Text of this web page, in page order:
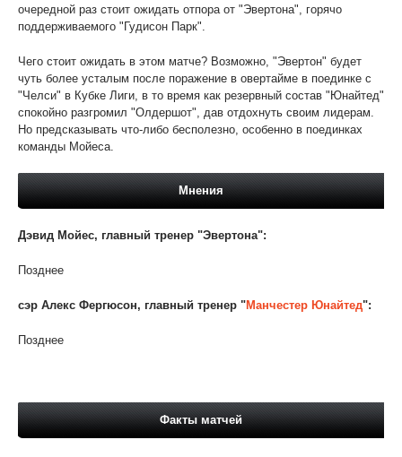
очередной раз стоит ожидать отпора от "Эвертона", горячо
поддерживаемого "Гудисон Парк".
Чего стоит ожидать в этом матче? Возможно, "Эвертон" будет
чуть более усталым после поражение в овертайме в поединке с
"Челси" в Кубке Лиги, в то время как резервный состав "Юнайтед"
спокойно разгромил "Олдершот", дав отдохнуть своим лидерам.
Но предсказывать что-либо бесполезно, особенно в поединках
команды Мойеса.
Мнения
Дэвид Мойес, главный тренер "Эвертона":
Позднее
сэр Алекс Фергюсон, главный тренер "Манчестер Юнайтед":
Позднее
Факты матчей